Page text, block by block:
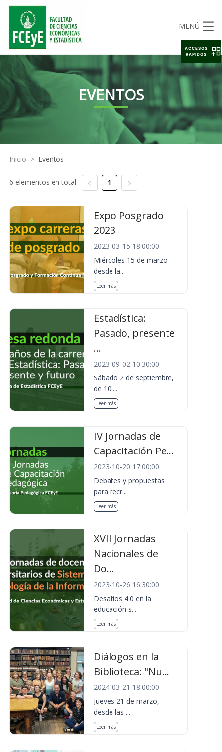
MENÚ
EVENTOS
Inicio > Eventos
6 elementos en total: 1
Expo Posgrado
2023
2023-03-15 18:00:00
Miércoles 15 de marzo
desde la...
Leer más
Estadística:
Pasado, presente
...
2023-09-02 10:30:00
Sábado 2 de septiembre,
de 10....
Leer más
IV Jornadas de
Capacitación Pe...
2023-10-20 17:00:00
Debates y propuestas
para recr...
Leer más
XVII Jornadas
Nacionales de
Do...
2023-10-26 16:30:00
Desafíos 4.0 en la
educación s...
Leer más
Diálogos en la
Biblioteca: "Nu...
2024-03-21 18:00:00
Jueves 21 de marzo,
desde las ...
Leer más
ACCESOS
RAPIDOS